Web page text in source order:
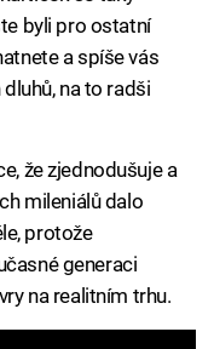
byli pro ostatní
a spíše vás
na to radši
že zjednodušuje a
mileniálů dalo
protože
generaci
na realitním trhu.